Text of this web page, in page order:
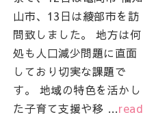
山市、13日は綾部市を訪
問致しました。 地方は何
処も人口減少問題に直面
しており切実な課題で
す。 地域の特色を活かし
た子育て支援や移 …read